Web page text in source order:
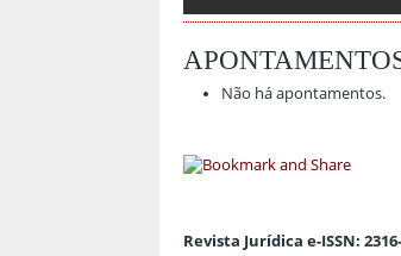
Não há apontamentos.
Revista Jurídica e-ISSN: